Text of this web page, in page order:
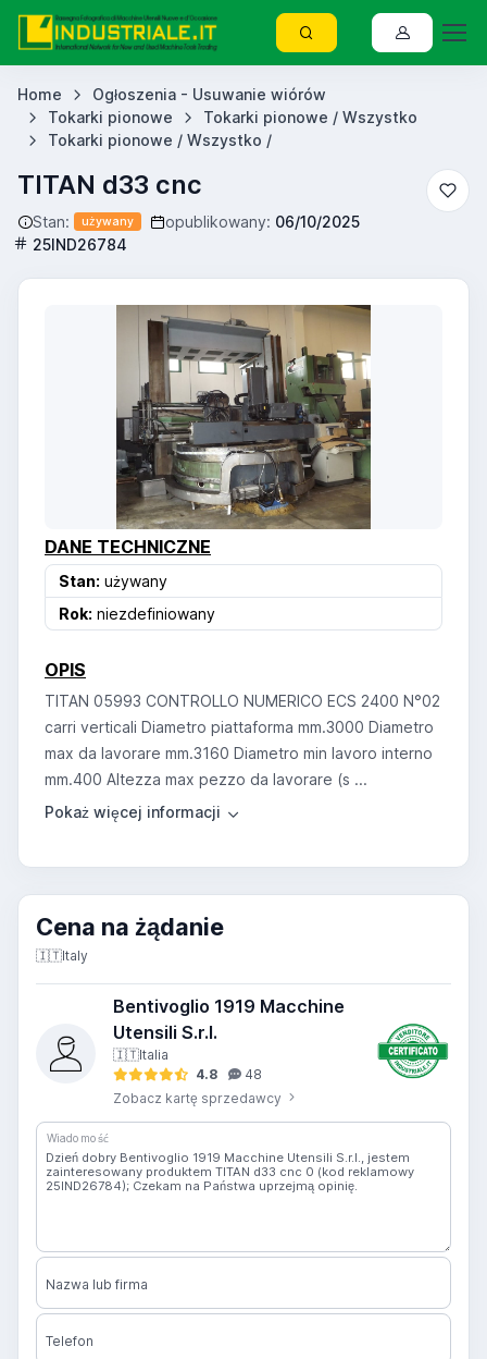
Home
Ogłoszenia - Usuwanie wiórów
Tokarki pionowe
Tokarki pionowe / Wszystko
Tokarki pionowe / Wszystko /
TITAN d33 cnc
Stan: używany opublikowany: 06/10/2025
25IND26784
DANE TECHNICZNE
Stan: używany
Rok: niezdefiniowany
OPIS
TITAN 05993 CONTROLLO NUMERICO ECS 2400 N°02
carri verticali Diametro piattaforma mm.3000 Diametro
max da lavorare mm.3160 Diametro min lavoro interno
mm.400 Altezza max pezzo da lavorare (s ...
Cena na żądanie
🇮🇹Italy
Bentivoglio 1919 Macchine
Utensili S.r.l.
🇮🇹Italia
4.8
48
Zobacz kartę sprzedawcy
Wiadomość
Nazwa lub firma
Telefon